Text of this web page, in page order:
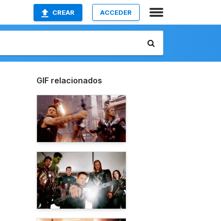
CREAR ACCEDER
GIF relacionados